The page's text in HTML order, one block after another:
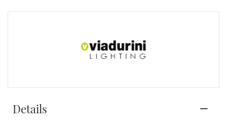
Details